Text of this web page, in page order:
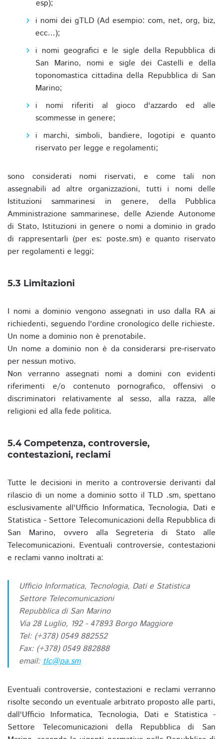
esp);
i nomi dei gTLD (Ad esempio: com, net, org, biz,
ecc...);
i nomi geografici e le sigle della Repubblica di
San Marino, nomi e sigle dei Castelli e della
toponomastica cittadina della Repubblica di San
Marino;
i nomi riferiti al gioco d'azzardo ed alle
scommesse in genere;
i marchi, simboli, bandiere, logotipi e quanto
riservato per legge e regolamenti;
sono considerati nomi riservati, e come tali non
assegnabili ad altre organizzazioni, tutti i nomi delle
Istituzioni sammarinesi in genere, della Pubblica
Amministrazione sammarinese, delle Aziende Autonome
di Stato, Istituzioni in genere o nomi a dominio in grado
di rappresentarli (per es: poste.sm) e quanto riservato
per regolamenti e leggi;
5.3 Limitazioni
I nomi a dominio vengono assegnati in uso dalla RA ai
richiedenti, seguendo l'ordine cronologico delle richieste.
Un nome a dominio non è prenotabile.
Un nome a dominio non è da considerarsi pre-riservato
per nessun motivo.
Non verranno assegnati nomi a domini con evidenti
riferimenti e/o contenuto pornografico, offensivi o
discriminatori relativamente al sesso, alla razza, alle
religioni ed alla fede politica.
5.4 Competenza, controversie,
contestazioni, reclami
Tutte le decisioni in merito a controversie derivanti dal
rilascio di un nome a dominio sotto il TLD .sm, spettano
esclusivamente all'Ufficio Informatica, Tecnologia, Dati e
Statistica - Settore Telecomunicazioni della Repubblica di
San Marino, ovvero alla Segreteria di Stato alle
Telecomunicazioni. Eventuali controversie, contestazioni
e reclami vanno inoltrati a:
Ufficio Informatica, Tecnologia, Dati e Statistica
Settore Telecomunicazioni
Repubblica di San Marino
Via 28 Luglio, 192 - 47893 Borgo Maggiore
Tel: (+378) 0549 882552
Fax: (+378) 0549 882888
email: tlc@pa.sm
Eventuali controversie, contestazioni e reclami verranno
risolte secondo un eventuale arbitrato proposto alle parti,
dall'Ufficio Informatica, Tecnologia, Dati e Statistica -
Settore Telecomunicazioni della Repubblica di San